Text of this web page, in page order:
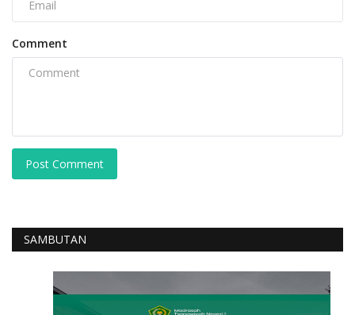
Comment
Post Comment
SAMBUTAN